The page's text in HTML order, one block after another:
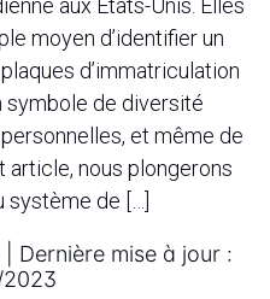
aux États-Unis. Elles
moyen d’identifier un
d’immatriculation
symbole de diversité
et même de
nous plongerons
système de […]
| Dernière mise à jour :
2023